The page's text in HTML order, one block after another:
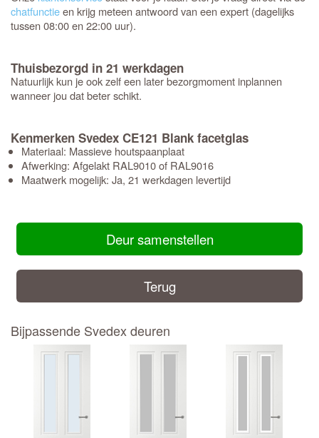
chatfunctieen krijg meteen antwoord van een expert (dagelijks
tussen 08:00 en 22:00 uur).
Thuisbezorgd in 21 werkdagen
Natuurlijk kun je ook zelf een later bezorgmoment inplannen
wanneer jou dat beter schikt.
Kenmerken Svedex CE121 Blank facetglas
Materiaal: Massieve houtspaanplaat
Afwerking: Afgelakt RAL9010 of RAL9016
Maatwerk mogelijk: Ja, 21 werkdagen levertijd
Deur samenstellen
Terug
Bijpassende Svedex deuren